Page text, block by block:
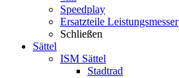
Speedplay
Ersatzteile Leistungsmesser
Schließen
Sättel
ISM Sättel
Stadtrad